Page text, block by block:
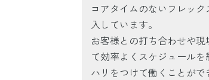
コアタイムのないフレッ
入しています。
お客様との打ち合わせや
て効率よくスケジュールを
ハリをつけて働くことがで